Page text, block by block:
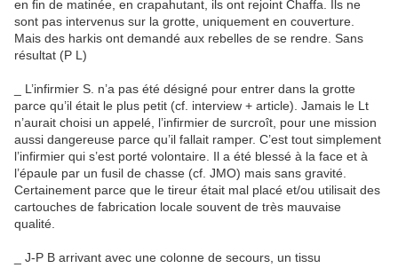
en fin de matinée, en crapahutant, ils ont rejoint Chaffa. Ils ne
sont pas intervenus sur la grotte, uniquement en couverture.
Mais des harkis ont demandé aux rebelles de se rendre. Sans
résultat (P L)
_ L’infirmier S. n’a pas été désigné pour entrer dans la grotte
parce qu’il était le plus petit (cf. interview + article). Jamais le Lt
n’aurait choisi un appelé, l’infirmier de surcroît, pour une mission
aussi dangereuse parce qu’il fallait ramper. C’est tout simplement
l’infirmier qui s’est porté volontaire. Il a été blessé à la face et à
l’épaule par un fusil de chasse (cf. JMO) mais sans gravité.
Certainement parce que le tireur était mal placé et/ou utilisait des
cartouches de fabrication locale souvent de très mauvaise
qualité.
_ J-P B arrivant avec une colonne de secours, un tissu